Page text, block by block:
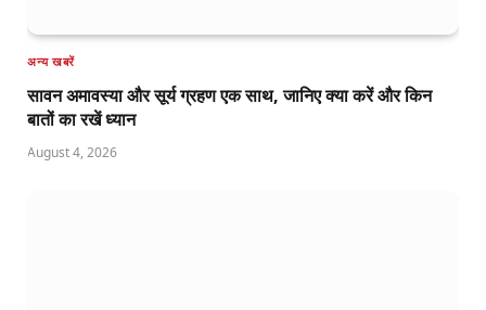
अन्य खबरें
सावन अमावस्या और सूर्य ग्रहण एक साथ, जानिए क्या करें और किन
बातों का रखें ध्यान
August 4, 2026